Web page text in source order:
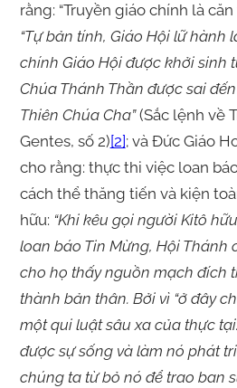
rằng: “Truyền giáo chính là
“Tự bản tính, Giáo Hội lữ hành
chính Giáo Hội được khởi sinh
Chúa Thánh Thần được sai
Thiên Chúa Cha”(Sắc lệnh về
Gentes, số 2)[2]; và Đức Giáo
cho rằng: thực thi việc loan
cách thể thăng tiến và kiện
hữu: “Khi kêu gọi người Kitô
loan báo Tin Mừng, Hội Thánh
cho họ thấy nguồn mạch đích
thành bản thân. Bởi vì “ở đây
một qui luật sâu xa của thực
được sự sống và làm nó phát
chúng ta từ bỏ nó để trao ban